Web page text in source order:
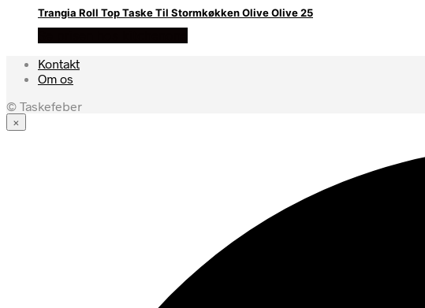
Trangia Roll Top Taske Til Stormkøkken Olive Olive 25
Kontakt
Om os
© Taskefeber
×